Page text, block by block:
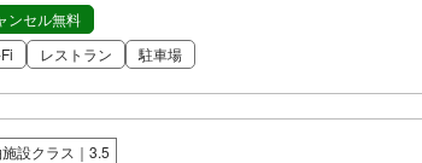
ンセル無料
レストラン 駐車場
設クラス｜3.5